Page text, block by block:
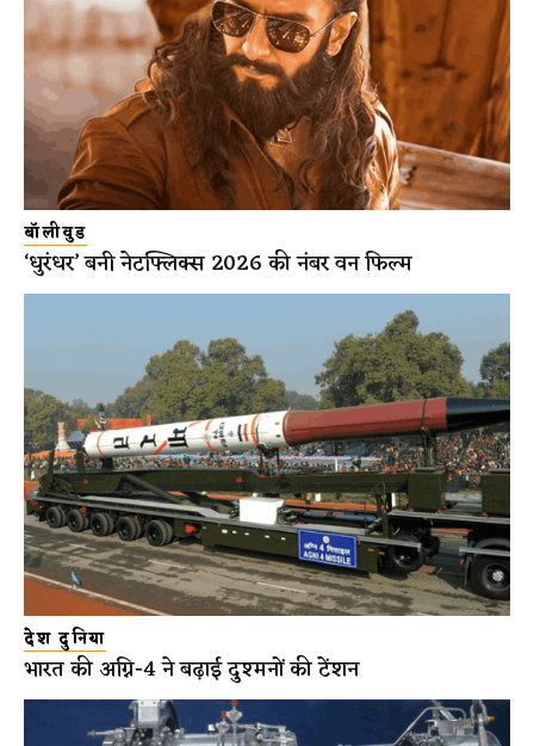
बॉलीवुड
‘धुरंधर’ बनी नेटफ्लिक्स 2026 की नंबर वन फिल्म
देश दुनिया
भारत की अग्नि-4 ने बढ़ाई दुश्मनों की टेंशन